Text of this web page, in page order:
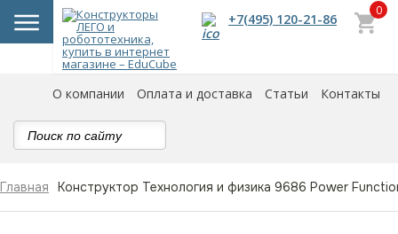
+7(495) 120-21-86
0
О компании Оплата и доставка Статьи Контакты
Главная Конструктор Технология и физика 9686 Power